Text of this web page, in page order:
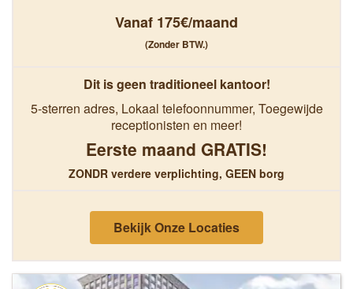
Vanaf 175€/maand
(Zonder BTW.)
Dit is geen traditioneel kantoor!
5-sterren adres, Lokaal telefoonnummer, Toegewijde
receptionisten en meer!
Eerste maand GRATIS!
ZONDR verdere verplichting, GEEN borg
Bekijk Onze Locaties